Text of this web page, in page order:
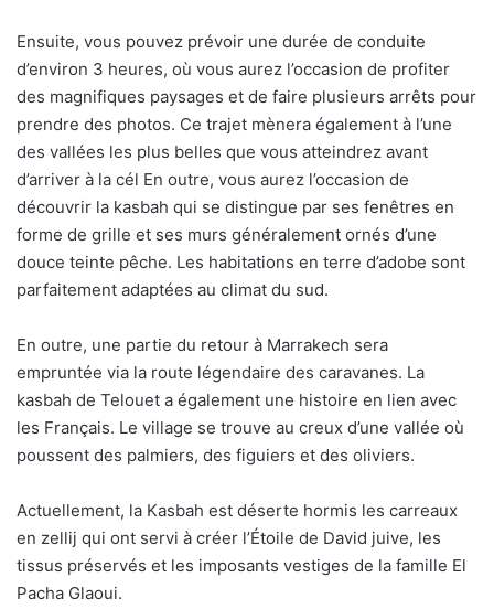
Ensuite, vous pouvez prévoir une durée de conduite
d’environ 3 heures, où vous aurez l’occasion de profiter
des magnifiques paysages et de faire plusieurs arrêts pour
prendre des photos. Ce trajet mènera également à l’une
des vallées les plus belles que vous atteindrez avant
d’arriver à la cél En outre, vous aurez l’occasion de
découvrir la kasbah qui se distingue par ses fenêtres en
forme de grille et ses murs généralement ornés d’une
douce teinte pêche. Les habitations en terre d’adobe sont
parfaitement adaptées au climat du sud.
En outre, une partie du retour à Marrakech sera
empruntée via la route légendaire des caravanes. La
kasbah de Telouet a également une histoire en lien avec
les Français. Le village se trouve au creux d’une vallée où
poussent des palmiers, des figuiers et des oliviers.
Actuellement, la Kasbah est déserte hormis les carreaux
en zellij qui ont servi à créer l’Étoile de David juive, les
tissus préservés et les imposants vestiges de la famille El
Pacha Glaoui.